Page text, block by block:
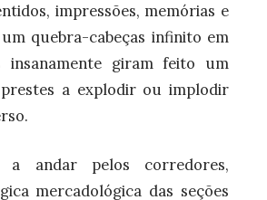
impressões, memórias e
quebra-cabeças infinito em
insanamente giram feito um
a explodir ou implodir
a andar pelos corredores,
mercadológica das seções